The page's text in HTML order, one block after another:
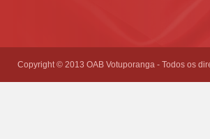
Copyright © 2013 OAB Votuporanga - Todos os